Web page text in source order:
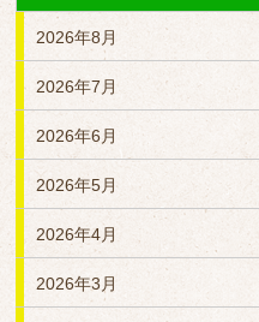
2026年8月
2026年7月
2026年6月
2026年5月
2026年4月
2026年3月